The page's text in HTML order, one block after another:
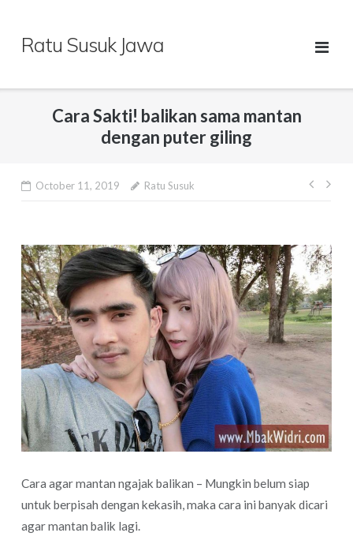
contentRatu Susuk Jawa
Cara Sakti! balikan sama mantan
dengan puter giling
October 11, 2019 Ratu Susuk
Post
Cara agar mantan ngajak balikan – Mungkin belum siap
untuk berpisah dengan kekasih, maka cara ini banyak dicari
agar mantan balik lagi.